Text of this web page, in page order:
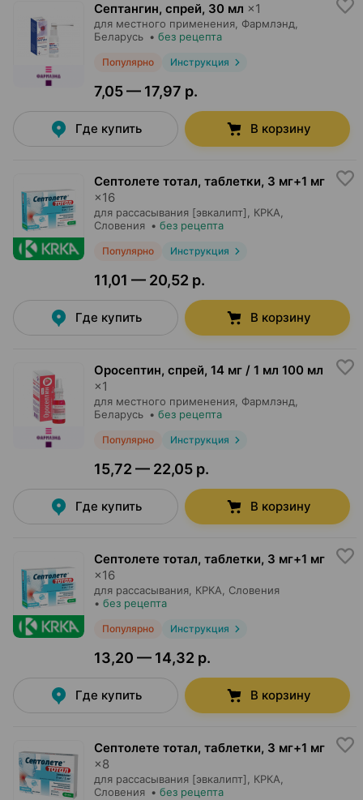
Септангин, спрей, 30 мл ×1
для местного применения, Фармлэнд
Беларусь • без рецепта
Популярно Инструкция
7,05 — 17,97 р.
Где купить В корзину
Септолете тотал, таблетки, 3 мг+1 мг
×16
для рассасывания [эвкалипт], КРКА
Словения • без рецепта
Популярно Инструкция
11,01 — 20,52 р.
Где купить В корзину
Оросептин, спрей, 14 мг / 1 мл 100 мл
×1
для местного применения, Фармлэнд
Беларусь • без рецепта
Популярно Инструкция
15,72 — 22,05 р.
Где купить В корзину
Септолете тотал, таблетки, 3 мг+1 мг
×16
для рассасывания, КРКА , Словения
• без рецепта
Популярно Инструкция
13,20 — 14,32 р.
Где купить В корзину
Септолете тотал, таблетки, 3 мг+1 мг
×8
для рассасывания [эвкалипт], КРКА
Словения • без рецепта